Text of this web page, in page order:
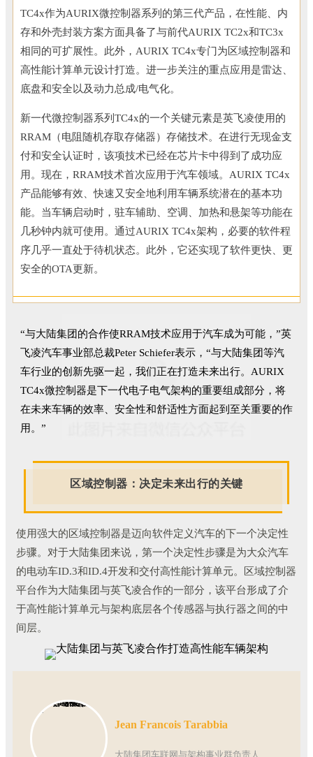
TC4x作为AURIX微控制器系列的第三代产品，在性能、内
存和外壳封装方案方面具备了与前代AURIX TC2x和TC3x
相同的可扩展性。此外，AURIX TC4x专门为区域控制器和
高性能计算单元设计打造。进一步关注的重点应用是雷达、
底盘和安全以及动力总成/电气化。
新一代微控制器系列TC4x的一个关键元素是英飞凌使用的
RRAM（电阻随机存取存储器）存储技术。在进行无现金支
付和安全认证时，该项技术已经在芯片卡中得到了成功应
用。现在，RRAM技术首次应用于汽车领域。AURIX TC4x
产品能够有效、快速又安全地利用车辆系统潜在的基本功
能。当车辆启动时，驻车辅助、空调、加热和悬架等功能在
几秒钟内就可使用。通过AURIX TC4x架构，必要的软件程
序几乎一直处于待机状态。此外，它还实现了软件更快、更
安全的OTA更新。
“与大陆集团的合作使RRAM技术应用于汽车成为可能，”英
飞凌汽车事业部总裁Peter Schiefer表示，“与大陆集团等汽
车行业的创新先驱一起，我们正在打造未来出行。AURIX
TC4x微控制器是下一代电子电气架构的重要组成部分，将
在未来车辆的效率、安全性和舒适性方面起到至关重要的作
用。”
区域控制器：决定未来出行的关键
使用强大的区域控制器是迈向软件定义汽车的下一个决定性
步骤。对于大陆集团来说，第一个决定性步骤是为大众汽车
的电动车ID.3和ID.4开发和交付高性能计算单元。区域控制器
平台作为大陆集团与英飞凌合作的一部分，该平台形成了介
于高性能计算单元与架构底层各个传感器与执行器之间的中
间层。
Jean Francois Tarabbia
大陆集团车联网与架构事业群负责人